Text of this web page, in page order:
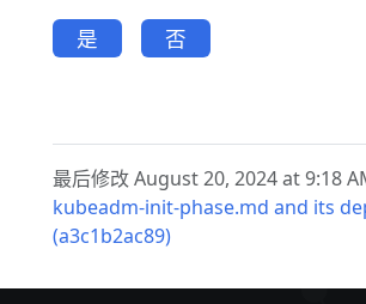
是 否
最后修改 August 20, 2024 at 9:18
kubeadm-init-phase.md and its
(a3c1b2ac89)